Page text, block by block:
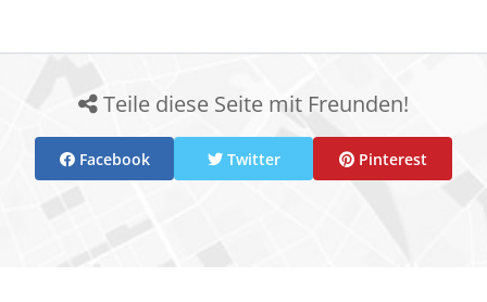
Teile diese Seite mit Freunden!
Facebook Twitter Pinterest